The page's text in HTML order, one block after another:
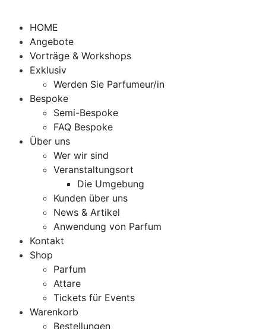
HOME
Angebote
Vorträge & Workshops
Exklusiv
Werden Sie Parfumeur/in
Bespoke
Semi-Bespoke
FAQ Bespoke
Über uns
Wer wir sind
Veranstaltungsort
Die Umgebung
Kunden über uns
News & Artikel
Anwendung von Parfum
Kontakt
Shop
Parfum
Attare
Tickets für Events
Warenkorb
Bestellungen